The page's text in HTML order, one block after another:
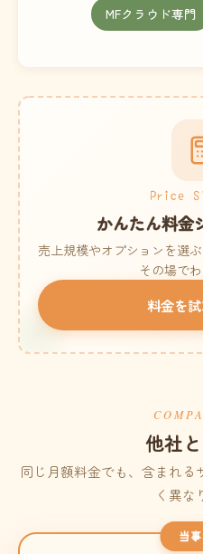
MFクラウド専門
Price
かんたん料金
売上規模やオプションを選
その場で
料金を
他社
同じ月額料金でも、含まれる
く異な
当